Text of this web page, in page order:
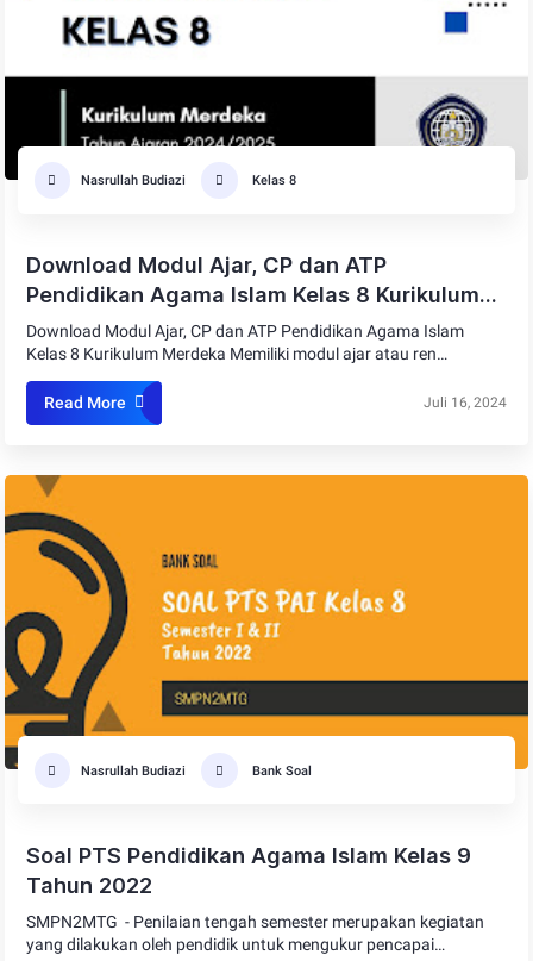
Nasrullah Budiazi Kelas 8
Download Modul Ajar, CP dan ATP
Pendidikan Agama Islam Kelas 8 Kurikulum
Merdeka
Download Modul Ajar, CP dan ATP Pendidikan Agama Islam
Kelas 8 Kurikulum Merdeka Memiliki modul ajar atau ren…
Read More Juli 16, 2024
Nasrullah Budiazi Bank Soal
Soal PTS Pendidikan Agama Islam Kelas 9
Tahun 2022
SMPN2MTG - Penilaian tengah semester merupakan kegiatan
yang dilakukan oleh pendidik untuk mengukur pencapai…